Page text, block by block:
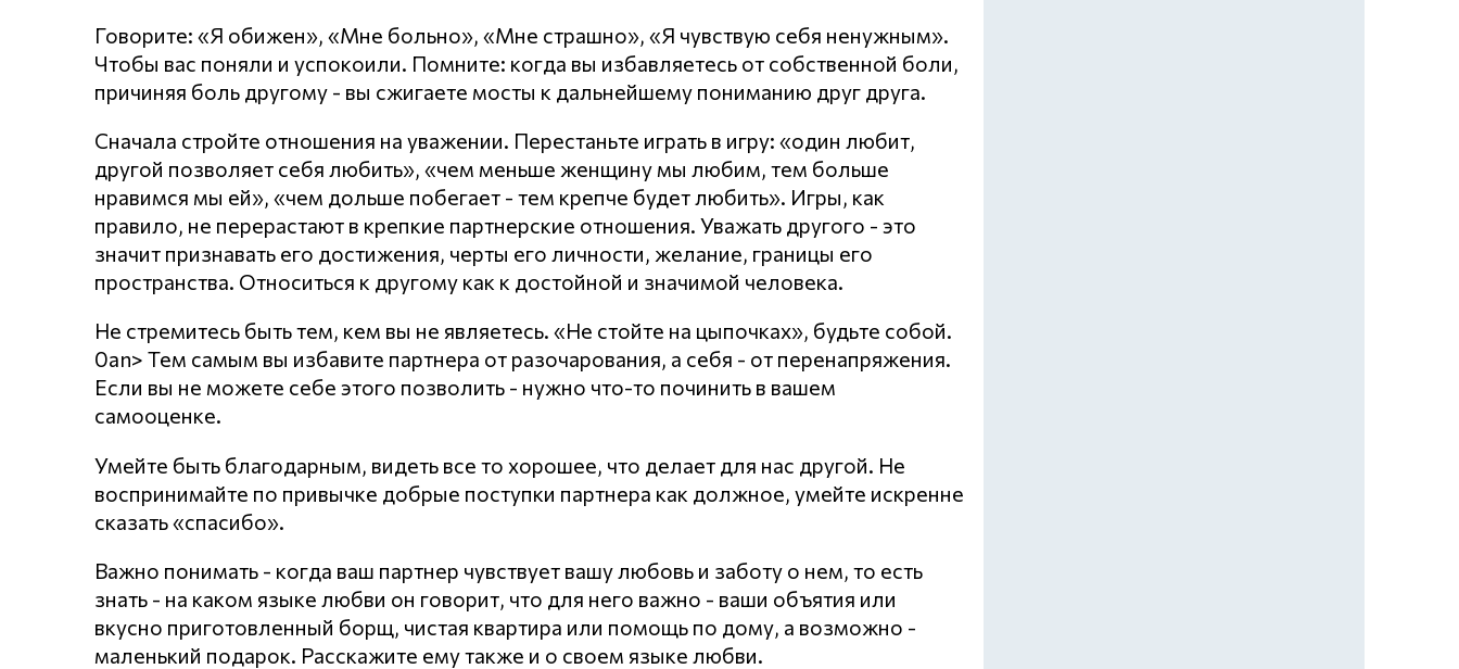
Говорите: «Я обижен», «Мне больно», «Мне страшно», «Я чувствую себя ненужным».
Чтобы вас поняли и успокоили. Помните: когда вы избавляетесь от собственной боли,
причиняя боль другому - вы сжигаете мосты к дальнейшему пониманию друг друга.
Сначала стройте отношения на уважении. Перестаньте играть в игру: «один любит,
другой позволяет себя любить», «чем меньше женщину мы любим, тем больше
нравимся мы ей», «чем дольше побегает - тем крепче будет любить». Игры, как
правило, не перерастают в крепкие партнерские отношения. Уважать другого - это
значит признавать его достижения, черты его личности, желание, границы его
пространства. Относиться к другому как к достойной и значимой человека.
Не стремитесь быть тем, кем вы не являетесь. «Не стойте на цыпочках», будьте собой.
0an> Тем самым вы избавите партнера от разочарования, а себя - от перенапряжения.
Если вы не можете себе этого позволить - нужно что-то починить в вашем
самооценке.
Умейте быть благодарным, видеть все то хорошее, что делает для нас другой. Не
воспринимайте по привычке добрые поступки партнера как должное, умейте искренне
сказать «спасибо».
Важно понимать - когда ваш партнер чувствует вашу любовь и заботу о нем, то есть
знать - на каком языке любви он говорит, что для него важно - ваши объятия или
вкусно приготовленный борщ, чистая квартира или помощь по дому, а возможно -
маленький подарок. Расскажите ему также и о своем языке любви.